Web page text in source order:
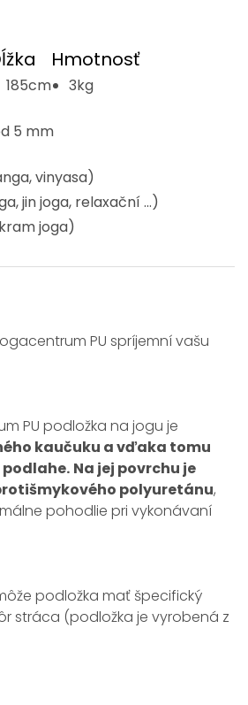
185cm
Hmotnosť
3kg
5 mm
vinyasa)
jin joga, relaxační ...)
joga)
PU spríjemní vašu
PU podložka na jogu je
kaučuku a vďaka tomu
Na jej povrchu je
polyuretánu,
pohodlie pri vykonávaní
podložka mať špecifický
stráca (podložka je vyrobená z